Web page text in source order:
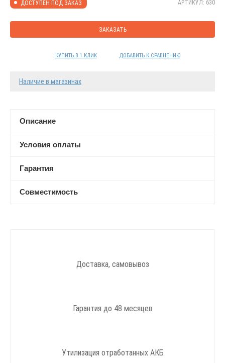
ДОСТУПЕН ПОД ЗАКАЗ АРТИКУЛ: 630
ЗАКАЗАТЬ
КУПИТЬ В 1 КЛИК ДОБАВИТЬ К СРАВНЕНИЮ
Наличие в магазинах
Описание
Условия оплаты
Гарантия
Совместимость
Доставка, самовывоз
Гарантия до 48 месяцев
Утилизация отработанных АКБ